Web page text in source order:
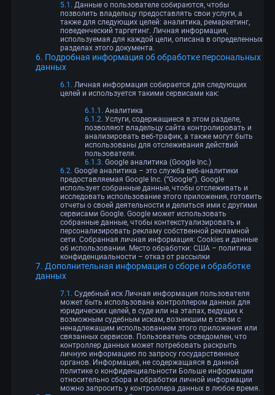
Данные о пользователе собираются, чтобы
позволить владельцу предоставлять свои услуги, а
также для следующих целей: аналитика, ремаркетинг,
поведенческий таргетинг. Личная информация,
используемая для каждой цели, описана в определенных
разделах этого документа.
Подробная информация об обработке персональных
данных
Личная информация собирается для следующих
целей и используется такими сервисами как:
Аналитика
Услуги, содержащиеся в этом разделе,
позволяют владельцу сайта контролировать и
анализировать веб-трафик, а также могут быть
использованы для отслеживания действий
пользователя.
Google аналитика (Google Inc.)
Google аналитика – это служба веб-аналитики
предоставляемая Google Inc. (“Google”). Google
использует собранные данные, чтобы отслеживать и
исследовать использование этого приложения, готовить
отчеты о своей деятельности и делиться ими с другими
сервисами Google. Google может использовать
собранные данные, чтобы контекстуализировать и
персонализировать рекламу собственной рекламной
сети. Собранная личная информация: Cookies и данные
об использовании. Место обработки: США – политика
конфиденциальности – отказ от рассылки
Дополнительная информация о сборе и обработке
данных
Судебный иск Личная информация пользователя
может быть использована контроллером данных для
юридических целей, в суде или на этапах, ведущих к
возможным судебным искам, возникшим в связи с
ненадлежащим использованием этого приложения или
связанных сервисов. Пользователь осведомлен, что
контроллер данных может потребовать раскрыть
личную информацию по запросу государственных
органов. Информация, не содержащаяся в данной
политике о конфиденциальности Больше информации
относительно сбора и обработки личной информации
можно запросить у контроллера данных в любое время.